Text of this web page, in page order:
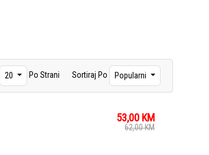
20 Po Strani Sortiraj Po Popularni
53,00 KM
62,00KM